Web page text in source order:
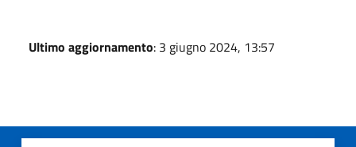
Ultimo aggiornamento: 3 giugno 2024, 13:57